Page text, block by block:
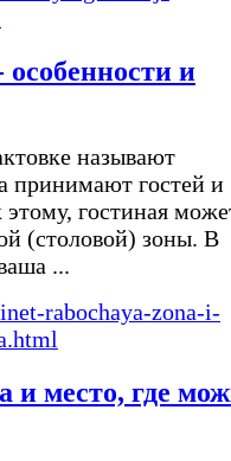
и
называют
принимают гостей и
гостиная
(столовой) зоны. В
...
и место, где